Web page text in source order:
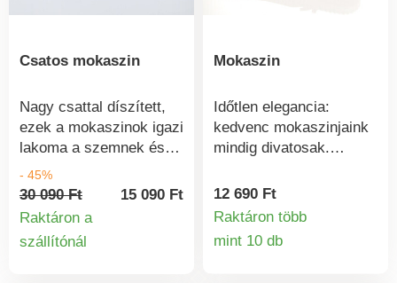
Csatos mokaszin
Nagy csattal díszített,
ezek a mokaszinok igazi
lakoma a szemnek és
igazi jutalom a lábnak.
Textil velúr. Húzható
csat a felsőrészen a
Fix sarok. Elasztomer
- 45%
30 090 Ft
15 090 Ft
Raktáron a
szállítónál
Termékinformációk
Mokaszin
Időtlen elegancia:
kedvenc mokaszinjaink
mindig divatosak.
tipikus díszes
varratokkal és
résszel - puhák, sehol
12 690 Ft
Raktáron több
mint 10 db